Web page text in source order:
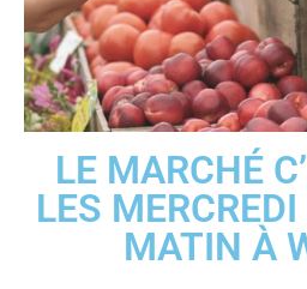
LE MARCHÉ
LES
MATIN À